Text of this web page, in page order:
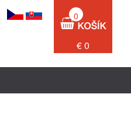
0
€ 0